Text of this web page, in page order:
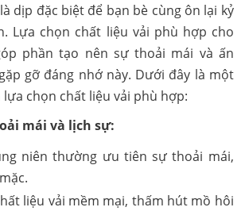
dịp đặc biệt để bạn bè cùng ôn lại kỷ
Lựa chọn chất liệu vải phù hợp cho
phần tạo nên sự thoải mái và ấn
gỡ đáng nhớ này. Dưới đây là một
chọn chất liệu vải phù hợp:
mái và lịch sự:
niên thường ưu tiên sự thoải mái,
liệu vải mềm mại, thấm hút mồ hôi